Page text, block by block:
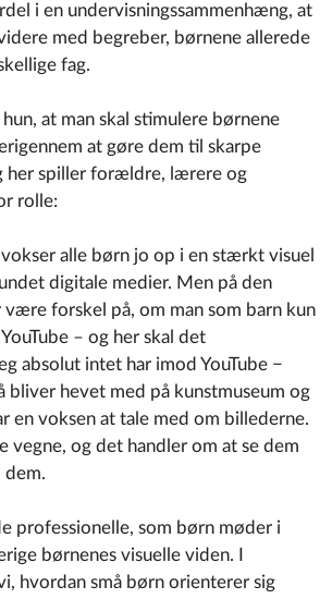
i en undervisningssammenhæng, at
med begreber, børnene allerede
fag.
at man skal stimulere børnene
at gøre dem til skarpe
her spiller forældre, lærere og
rolle:
vokser alle børn jo op i en stærkt visuel
digitale medier. Men på den
være forskel på, om man som barn kun
– og her skal det
absolut intet har imod YouTube −
bliver hevet med på kunstmuseum og
en voksen at tale med om billederne.
vegne, og det handler om at se dem
dem.
professionelle, som børn møder i
børnenes visuelle viden. I
hvordan små børn orienterer sig